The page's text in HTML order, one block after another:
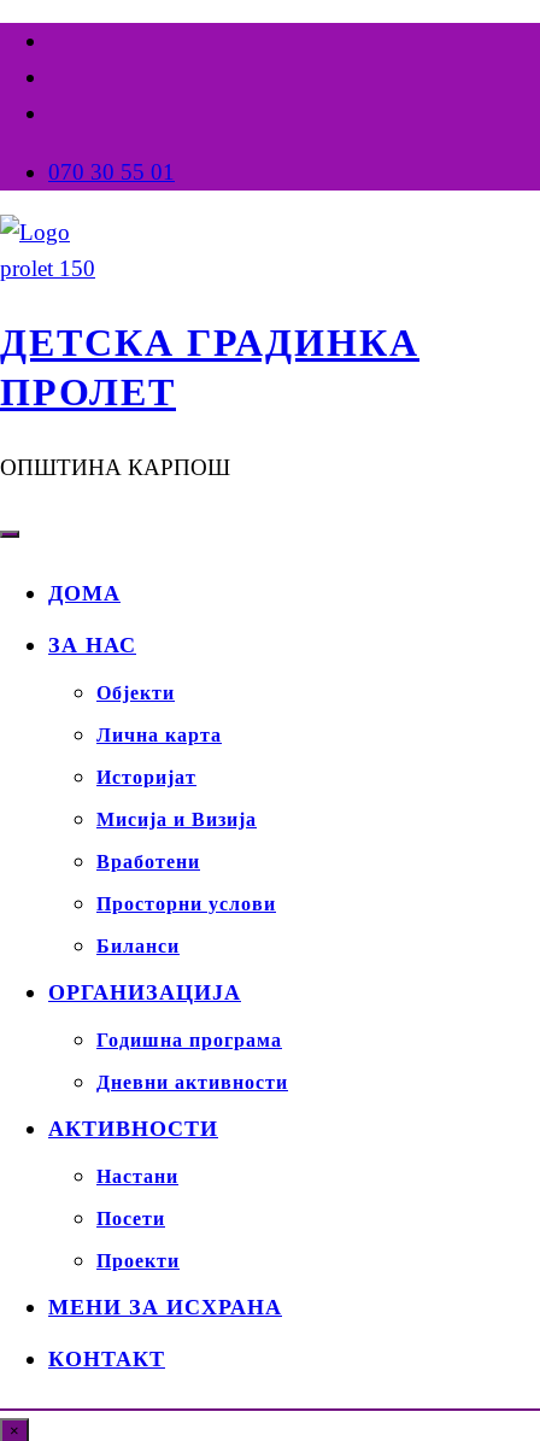
070 30 55 01
ДЕТСКА ГРАДИНКА
ПРОЛЕТ
ОПШТИНА КАРПОШ
ДОМА
ЗА НАС
Објекти
Лична карта
Историјат
Мисија и Визија
Вработени
Просторни услови
Биланси
ОРГАНИЗАЦИЈА
Годишна програма
Дневни активности
АКТИВНОСТИ
Настани
Посети
Проекти
МЕНИ ЗА ИСХРАНА
КОНТАКТ
×